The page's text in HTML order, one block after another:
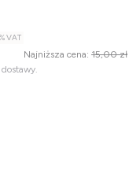
VAT
Najniższa cena: 15,00 zł